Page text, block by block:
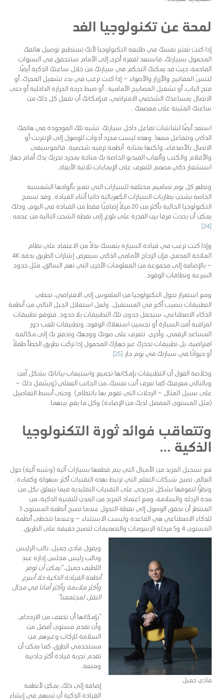
لمحة عن تكنولوجيا الغد
إذا كنت تعتبر نفسك في طليعة التكنولوجيا لأنك تستطيع توصيل هاتفك
المحمول بسيارتك، فاستعد لقفزة أخرى إلى الأمام ستتحقق في السنوات
القادمة، حيث قد يمكنك التحكم في سيارتك من خلال ساعتك الذكية أيضًا.
لتنسَ المفاتيح والأزرار والأضواء – إذا كنت ترغب في بدء تشغيل المحرك، أو
فتح الباب، أو تشغيل المصابيح الأمامية ، أو ضبط درجة الحرارة الداخلية أو حتى
الاتصال بمساعدك الشخصي الافتراضي، فبإمكانك أن تفعل كل ذلك من
ساعتك المثبتة على معصمك .
استعد أيضًا لشاشات تفاعل داخل سيارتك تشبه تلك الموجودة في هاتفك
الذكي وتتفاعل معها. وهذه ليست مجرد أدوات للوصول إلى الإنترنت أو
الاتصال بالأصدقاء، ولكنها بمثابة أنظمة ترفيه شخصية. فالموسيقى
والأفلام والكتب وألعاب الفيديو الخاصة بك متاحة بمجرد تحريك يدك أمام جهاز
استشعار ذكي مصمم للتعرف على الإيماءات ثلاثية الأبعاد.
وتظهر كل يوم تصاميم مختلفة للسيارات التي تتميز بألواحها الشمسية
الخاصة بشحن بطاريات السيارات الكهربائية ذاتيا أثناء القيادة. وقد تسمح
التكنولوجيا الحالية بأكثر من 20 ميلاً إضافيًا فقط من القيادة في اليوم، وذلك
يمكن أن يحدث فرقا بين القدرة على بلوغ إلى نقطة الشحن التالية من عدمه .
[24]
وإذا كنت ترغب في قيادة السيارة بنفسك بدلاً من الاعتماد على نظام
الملاحة المدمج، فإن الزجاج الأمامي الذكي سيعرض إشارات الطريق بدقة 4K
– بالإضافة إلى مجموعة من المعلومات الأخرى التي تهم السائق، مثل حدود
السرعة ونطاقات الوقود.
ومع استمرار تحول التكنولوجيا من الملموس إلى الافتراضي، تحظى
التطبيقات بنصيب أكبر في المستقبل. ولعل استغلال الجيل التالي من أنظمة
الذكاء الاصطناعي، سيجعل جدوى تلك التطبيقات بلا حدود. فتوقع تطبيقات
لمراقبة أمن السيارة أو تحسين استهلاك الوقود، وتطبيقات تلعب دور
المساعد الرقمي، وأخرى تتعرف على صوتك ووجهك وتدفع بك إلى مكالمة
افتراضية، بل تطبيقات تحذرك عبر جهازك المحمول إذا تركت بطريق الخطأ طفلًا
أو حيوانًا في سيارتك في يوم حار. [25]
وخلاصة القول أن التطبيقات بإمكانها تجميع واستيعاب بياناتك بشكل آمن
وبالتالي معرفتك كما تعرف أنت نفسك، من الجانب العملي (ويشمل ذلك –
على سبيل المثال – الرحلات التي تقوم بها بانتظام) وحتى أبسط التفاصيل
(مثل المستوى المفضل لديك من الإضاءة) وكل ما يقع بينهما.
وتتعاقب فوائد ثورة التكنولوجيا
الذكية …
مع تسجيل المزيد من الأميال التي يتم قطعها بسيارات آلية (وشبه آلية) حول
العالم، تصبح شبكات التعلم التي ترتبط بهذه التقنيات أكثر سهولة وكفاءة.
ونظرًا لتفوقها بشكل تدريجي على التقنيات التقليدية فيما يتعلق بكل من
مدة الرحلة والسلامة، ومع اعتماد المزيد من المدن للتقنية الذكية، من
المنتظر أن نحقق الوصول إلى نقطة التحول عندما تصبح أنظمة المستوى 3
للذكاء الاصطناعي هي القاعدة وليست الاستثناء – وعندما تتخطى أنظمة
المستوى 4 و5 مرحلة الرسومات والتصميمات لتصبح حقيقة على الطريق.
فادي جميل
ويقول فادي جميل، نائب الرئيس
ونائب رئيس مجلس إدارة عبد
اللطيف جميل،“يمكن أن توفر
أنظمة القيادة الذكية حلا أسرع
وأكثر ملاءمة وأكثر أمانا في مجال
النقل لمجتمعنا”
“بإمكانها أن تخفف من الازدحام،
وأن تقدم مستوى أفضل من
السلامة للركاب وغيرهم من
مستخدمي الطرق، كما يمكن أن
تقدم تجربة قيادة أكثر جاذبية
ومتعة.
إضافة إلى ذلك، يمكن لأنظمة
القيادة الذكية أن تسهم في إنشاء